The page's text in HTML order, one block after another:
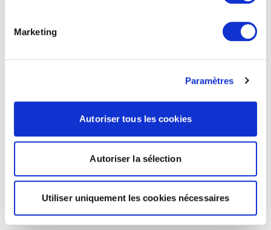
Marketing
Paramètres
Autoriser tous les cookies
Autoriser la sélection
Utiliser uniquement les cookies nécessaires